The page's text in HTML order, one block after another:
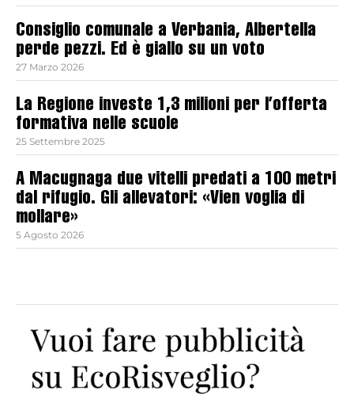
Consiglio comunale a Verbania, Albertella
perde pezzi. Ed è giallo su un voto
27 Marzo 2026
La Regione investe 1,3 milioni per l’offerta
formativa nelle scuole
25 Settembre 2025
A Macugnaga due vitelli predati a 100 metri
dal rifugio. Gli allevatori: «Vien voglia di
mollare»
5 Agosto 2026